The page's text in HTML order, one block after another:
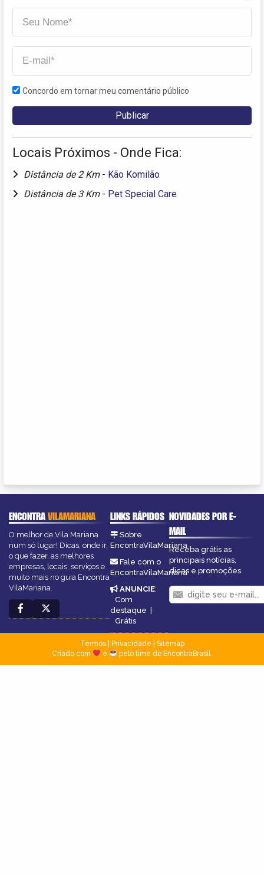
Concordo em tornar meu comentário público
Locais Próximos - Onde Fica:
Distância de 2 Km - Kão Komilão
Distância de 3 Km - Pet Special Care
ENCONTRAVILAMARIANA
O melhor de Vila Mariana
num só lugar! Dicas, onde ir,
o que fazer, as melhores
empresas, locais, serviços e
muito mais no guia Encontra
VilaMariana.
LINKS RÁPIDOS
Sobre
EncontraVilaMariana
Fale com o
EncontraVilaMariana
ANUNCIE:
Com
destaque
Grátis
NOVIDADES POR E-
MAIL
Receba grátis as
principais notícias,
dicas e promoções
Termos| Privacidade
Sitemap
Criado com
e pelo time do EncontraBrasil